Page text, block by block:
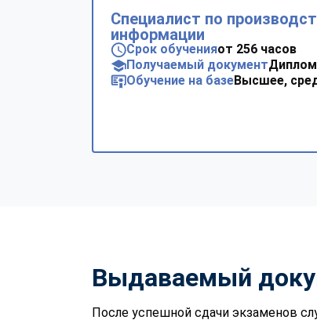
Специалист по
информации
Срок обученияот 256 часов
Получаемый документДиплом
Обучение на базеВысшее,
Выдаваемый
После успешной сдачи экзаменов